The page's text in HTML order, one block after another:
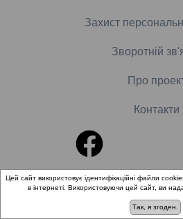
Захист
Зворотній
Про
Контакти
© 2018-2026 «Школа доказової
захищені.
Цей сайт використовує ідентифікаційні файли
в інтернеті. Використовуючи цей сайт, ви
Так, я згоден.